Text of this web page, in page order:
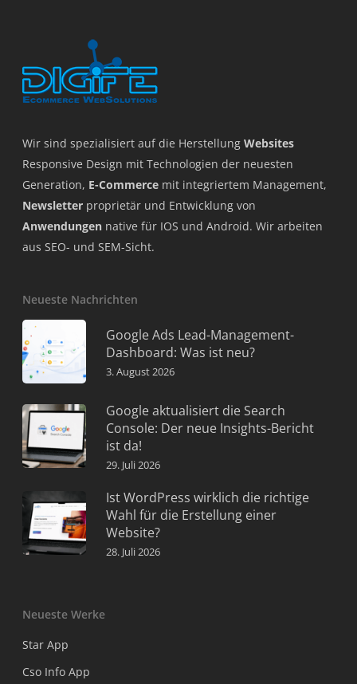
Wir sind spezialisiert auf die Herstellung Websites
Responsive Design mit Technologien der neuesten
Generation, E-Commerce mit integriertem Management,
Newsletter proprietär und Entwicklung von
Anwendungen native für IOS und Android. Wir arbeiten
aus SEO- und SEM-Sicht.
Neueste Nachrichten
Google Ads Lead-Management-
Dashboard: Was ist neu?
3. August 2026
Google aktualisiert die Search
Console: Der neue Insights-Bericht
ist da!
29. Juli 2026
Ist WordPress wirklich die richtige
Wahl für die Erstellung einer
Website?
28. Juli 2026
Neueste Werke
Star App
Cso Info App